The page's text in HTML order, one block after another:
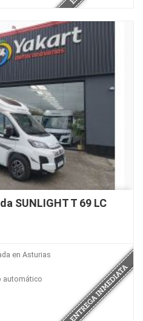
SUNLIGHT T 69 LC
en Asturias
automático